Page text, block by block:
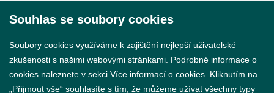
Souhlas se soubory cookies
Soubory cookies využíváme k zajištění nejlepší uživatelské
zkušenosti s našimi webovými stránkami. Podrobné informace o
cookies naleznete v sekci Více informací o cookies . Kliknutím na
„Přijmout vše“ souhlasíte s tím, že můžeme užívat všechny typy